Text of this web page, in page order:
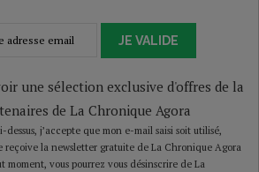
JE VALIDE
une sélection exclusive d'offres de la
de La Chronique Agora
j’accepte que mon e-mail saisi soit utilisé,
reçoive la newsletter gratuite de La Chronique Agora
moment, vous pourrez vous désinscrire de La